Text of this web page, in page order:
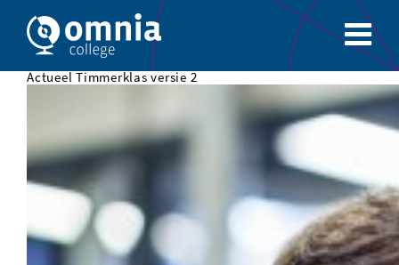
Actueel Timmerklas versie 2